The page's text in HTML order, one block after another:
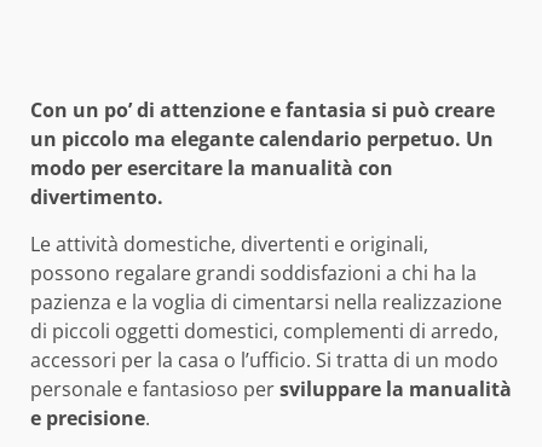
Con un po’ di attenzione e fantasia si può creare
un piccolo ma elegante calendario perpetuo. Un
modo per esercitare la manualità con
divertimento.
Le attività domestiche, divertenti e originali,
possono regalare grandi soddisfazioni a chi ha la
pazienza e la voglia di cimentarsi nella realizzazione
di piccoli oggetti domestici, complementi di arredo,
accessori per la casa o l’ufficio. Si tratta di un modo
personale e fantasioso persviluppare la manualità
e precisione.